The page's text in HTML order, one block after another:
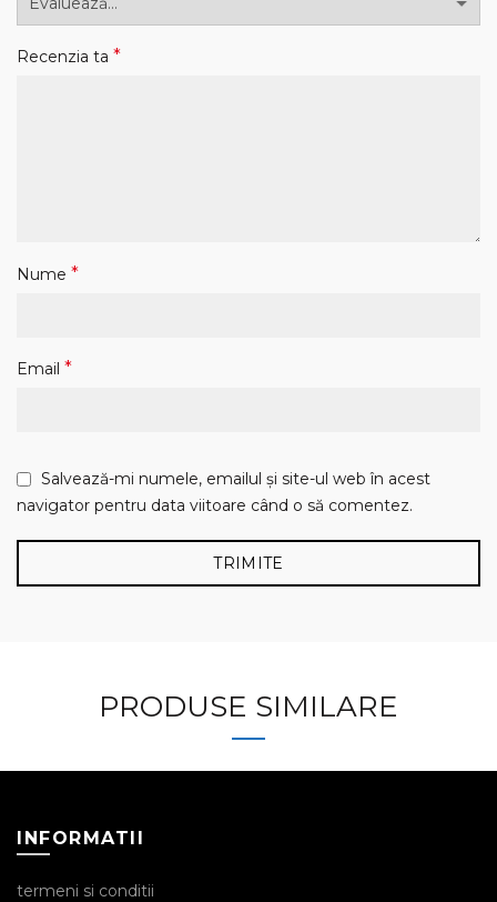
Recenzia ta *
Nume *
Email *
Salvează-mi numele, emailul și site-ul web în acest
navigator pentru data viitoare când o să comentez.
PRODUSE SIMILARE
INFORMATII
termeni si conditii